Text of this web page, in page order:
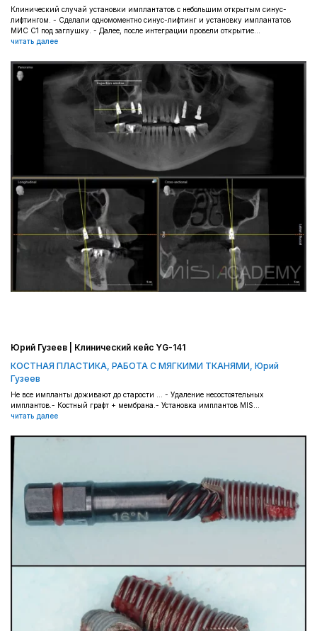
Клинический случай установки имплантатов с небольшим открытым синус-
лифтингом. - Сделали одномоментно синус-лифтинг и установку имплантатов
МИС С1 под заглушку. - Далее, после интеграции провели открытие...
читать далее
Юрий Гузеев | Клинический кейс YG-141
КОСТНАЯ ПЛАСТИКА РАБОТА С МЯГКИМИ ТКАНЯМИ Юрий
Гузеев
Не все импланты доживают до старости ... - Удаление несостоятельных
имплантов.- Костный графт + мембрана.- Установка имплантов MIS...
читать далее